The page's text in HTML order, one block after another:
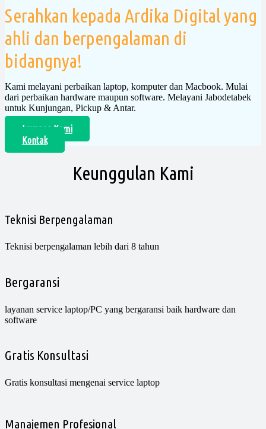
Serahkan kepada Ardika Digital yang
ahli dan berpengalaman di
bidangnya!
Kami melayani perbaikan laptop, komputer dan Macbook. Mulai
dari perbaikan hardware maupun software. Melayani Jabodetabek
untuk Kunjungan, Pickup & Antar.
Layanan Kami
Kontak
Keunggulan Kami
Teknisi Berpengalaman
Teknisi berpengalaman lebih dari 8 tahun
Bergaransi
layanan service laptop/PC yang bergaransi baik hardware dan
software
Gratis Konsultasi
Gratis konsultasi mengenai service laptop
Manajemen Profesional